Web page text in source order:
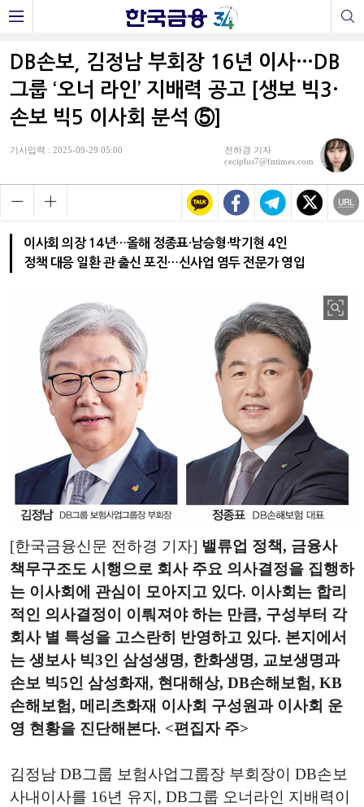
DB손보, 김정남 부회장 16년 이사…DB
그룹 ‘오너 라인’ 지배력 공고 [생보 빅3·
손보 빅5 이사회 분석 ⑤]
기사입력 : 2025-09-29 05:00
전하경 기자
ceciplus7@fntimes.com
이사회 의장 14년…올해 정종표·남승형·박기현 4인
정책 대응 일환 관 출신 포진…신사업 염두 전문가 영입
[한국금융신문 전하경 기자] 밸류업 정책, 금융사
책무구조도 시행으로 회사 주요 의사결정을 집행하
는 이사회에 관심이 모아지고 있다. 이사회는 합리
적인 의사결정이 이뤄져야 하는 만큼, 구성부터 각
회사 별 특성을 고스란히 반영하고 있다. 본지에서
는 생보사 빅3인 삼성생명, 한화생명, 교보생명과
손보 빅5인 삼성화재, 현대해상, DB손해보험, KB
손해보험, 메리츠화재 이사회 구성원과 이사회 운
영 현황을 진단해본다. <편집자 주>
김정남 DB그룹 보험사업그룹장 부회장이 DB손보
사내이사를 16년 유지, DB그룹 오너라인 지배력이